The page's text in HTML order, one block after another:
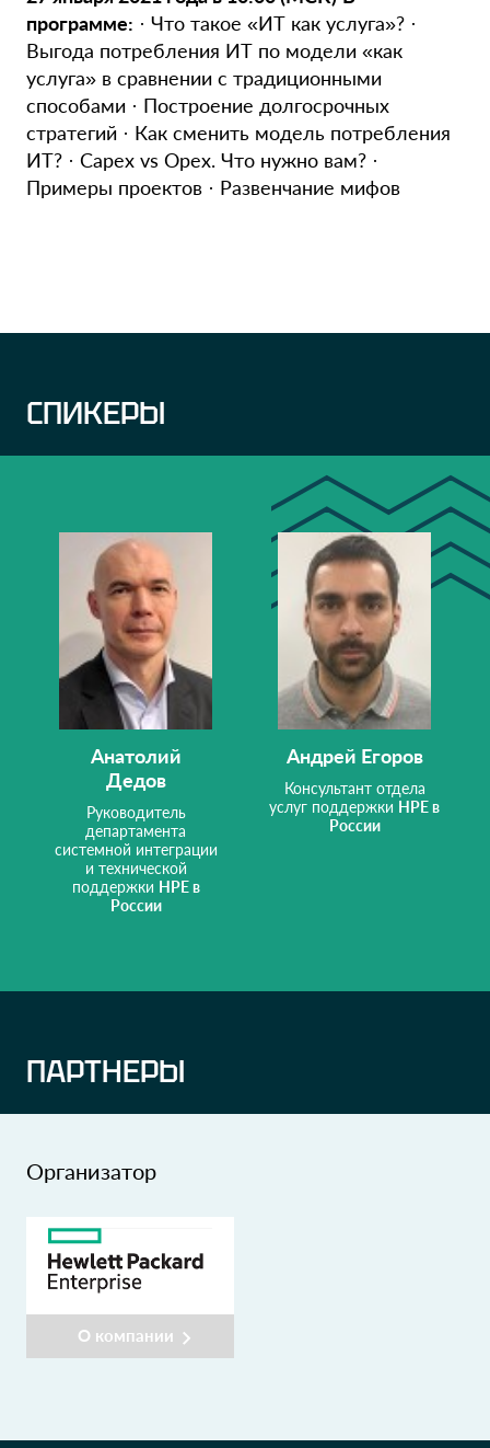
программе: · Что такое «ИТ как услуга»? ·
Выгода потребления ИТ по модели «как
услуга» в сравнении с традиционными
способами · Построение долгосрочных
стратегий · Как сменить модель потребления
ИТ? · Capex vs Opex. Что нужно вам? ·
Примеры проектов · Развенчание мифов
СПИКЕРЫ
Анатолий
Дедов
Руководитель
департамента
системной интеграции
и технической
поддержки HPE в
России
Андрей Егоров
Консультант отдела
услуг поддержки HPE в
России
ПАРТНЕРЫ
Организатор
О компании